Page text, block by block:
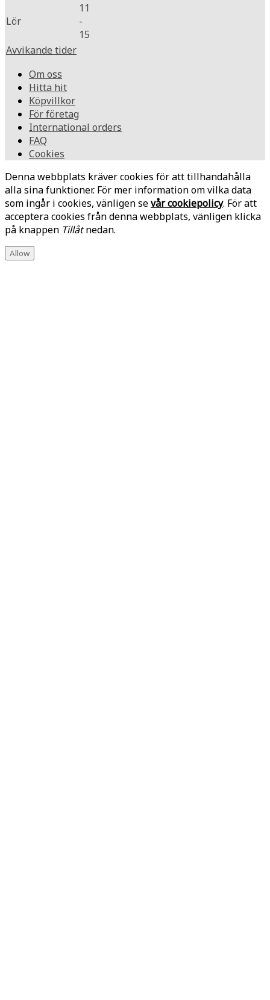
Lör
11
-
15
Avvikande tider
Om oss
Hitta hit
Köpvillkor
För företag
International orders
FAQ
Cookies
Denna webbplats kräver cookies för att tillhandahålla
alla sina funktioner. För mer information om vilka data
som ingår i cookies, vänligen sevår cookiepolicy. För att
acceptera cookies från denna webbplats, vänligen klicka
på knappen Tillåtnedan.
Allow